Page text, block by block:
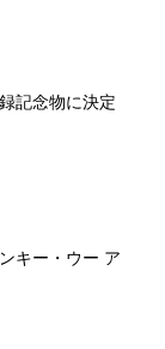
記念物に決定
キー・ウー ア